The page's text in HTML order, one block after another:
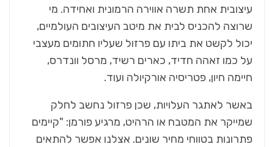
עיצובית אחת תשרה אווירה הרמונית ואחידה. מי
שרוצה להכניס לבית את מיטב העיצובים העולמיים,
יכול לקשט את ביתו עם פרזול שעליו חתומים מעצבי
על כמו זאהה חדיד, כארים רשיד, מרסל וונדרס,
חיימה חיון, פטריסיה אורקיולה ועוד.
באשר לאתגר העלויות, שכן פרזול נחשב לחלק
שמייקר את המטבח או הרהיט, מרגיע פורמן: "קיימים
פתרונות בטווחי מחיר שונים. אצלנו אפשר להתאים